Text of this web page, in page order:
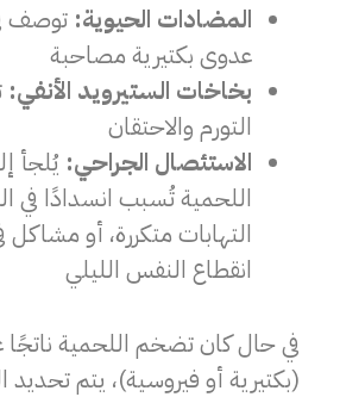
المضادات الحيوية: توصف
عدوى بكتيرية مصاحبة
بخاخات الستيرويد الأنفي:
التورم والاحتقان
الاستئصال الجراحي: يُلجأ
اللحمية تُسبب انسدادًا في
التهابات متكررة، أو مشاكل
انقطاع النفس الليلي
في حال كان تضخم اللحمية
(بكتيرية أو فيروسية)، يتم تحديد